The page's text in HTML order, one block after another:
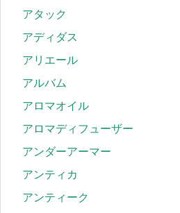
アタック
アディダス
アリエール
アルバム
アロマオイル
アロマディフューザー
アンダーアーマー
アンティカ
アンティーク